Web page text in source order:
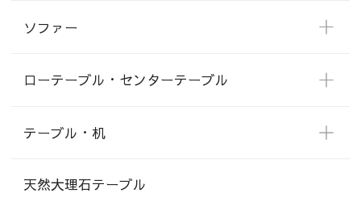
ソファー
ローテーブル・センターテーブル
テーブル・机
天然大理石テーブル